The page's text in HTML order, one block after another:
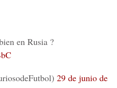
en Rusia ?
29 de junio de